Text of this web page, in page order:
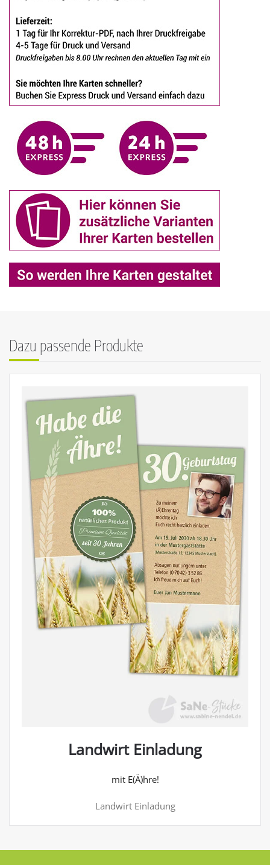
Dazu passende Produkte
Landwirt Einladung
mit E(Ä)hre!
Landwirt Einladung